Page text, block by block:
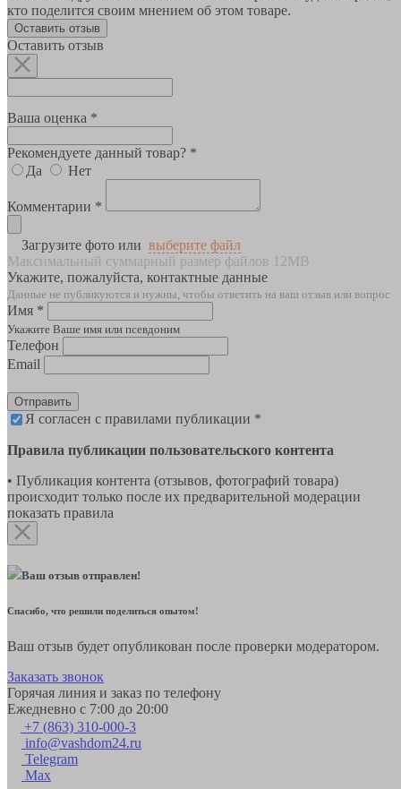
кто поделится своим мнением об этом товаре.
Оставить отзыв
Оставить отзыв
Ваша оценка *
Рекомендуете данный товар? *
Да
Нет
Комментарии *
Загрузите фото или выберите файл
Максимальный суммарный размер файлов 12MB
Укажите, пожалуйста, контактные данные
Данные не публикуются и нужны, чтобы ответить на ваш отзыв или вопрос
Имя *
Укажите Ваше имя или псевдоним
Телефон
Email
Отправить
Я согласен с правилами публикации *
Правила публикации пользовательского контента
• Публикация контента (отзывов, фотографий товара)
происходит только после их предварительной модерации
показать правила
Ваш отзыв отправлен!
Спасибо, что решили поделиться опытом!
Ваш отзыв будет опубликован после проверки модератором.
Заказать звонок
Горячая линия и заказ по телефону
Ежедневно с 7:00 до 20:00
+7 (863) 310-000-3
info@vashdom24.ru
Telegram
Max